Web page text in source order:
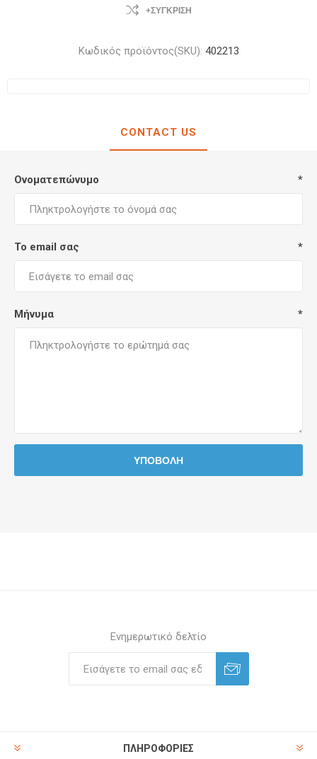
+ΣΎΓΚΡΙΣΗ
Κωδικός προϊόντος(SKU): 402213
CONTACT US
Ονοματεπώνυμο *
Το email σας *
Μήνυμα *
Ενημερωτικό δελτίο
ΠΛΗΡΟΦΟΡΊΕΣ